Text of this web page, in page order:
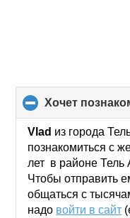
хочет
Vlad из города
познакомиться с
лет в районе Тель
Чтобы отправить
общаться с
надо войти в сайт